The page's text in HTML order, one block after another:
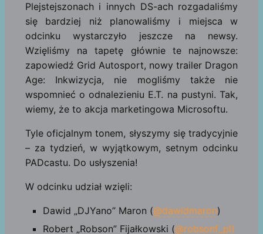
Plejstejszonach i innych DS-ach rozgadaliśmy
się bardziej niż planowaliśmy i miejsca w
odcinku wystarczyło jeszcze na newsy.
Wzięliśmy na tapetę głównie te najnowsze:
zapowiedź Grid Autosport, nowy trailer Dragon
Age: Inkwizycja, nie mogliśmy także nie
wspomnieć o odnalezieniu E.T. na pustyni. Tak,
wiemy, że to akcja marketingowa Microsoftu.
Tyle oficjalnym tonem, słyszymy się tradycyjnie
– za tydzień, w wyjątkowym, setnym odcinku
PADcastu. Do usłyszenia!
W odcinku udział wzięli:
Dawid „DJYano” Maron (@dawidmaron)
Robert „Robson” Fijałkowski (@robsonf_pl)